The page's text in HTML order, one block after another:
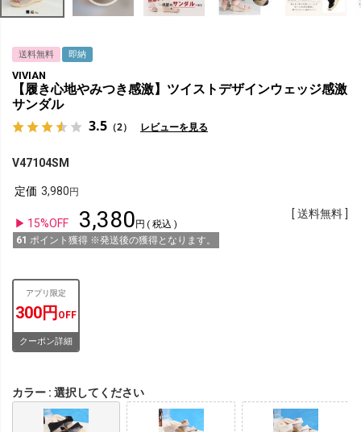
送料無料 即納
VIVIAN
【履き心地やみつき感激】ツイストデザインウェッジ感激
サンダル
3.5 （2） レビューを見る
V47104SM
定価 3,980
15%OFF 3,380
税込
61 ポイント獲得 ※発送後の獲得となります。
送料無料
アプリ限定
300円 OFF
クーポン詳細
カラー 選択してください